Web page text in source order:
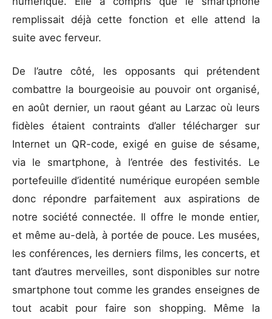
remplissait déjà cette fonction et elle attend la
suite avec ferveur.
De l’autre côté, les opposants qui prétendent
combattre la bourgeoisie au pouvoir ont organisé,
en août dernier, un raout géant au Larzac où leurs
fidèles étaient contraints d’aller télécharger sur
Internet un QR-code, exigé en guise de sésame,
via le smartphone, à l’entrée des festivités. Le
portefeuille d’identité numérique européen semble
donc répondre parfaitement aux aspirations de
notre société connectée. Il offre le monde entier,
et même au-delà, à portée de pouce. Les musées,
les conférences, les derniers films, les concerts, et
tant d’autres merveilles, sont disponibles sur notre
smartphone tout comme les grandes enseignes de
tout acabit pour faire son shopping. Même la